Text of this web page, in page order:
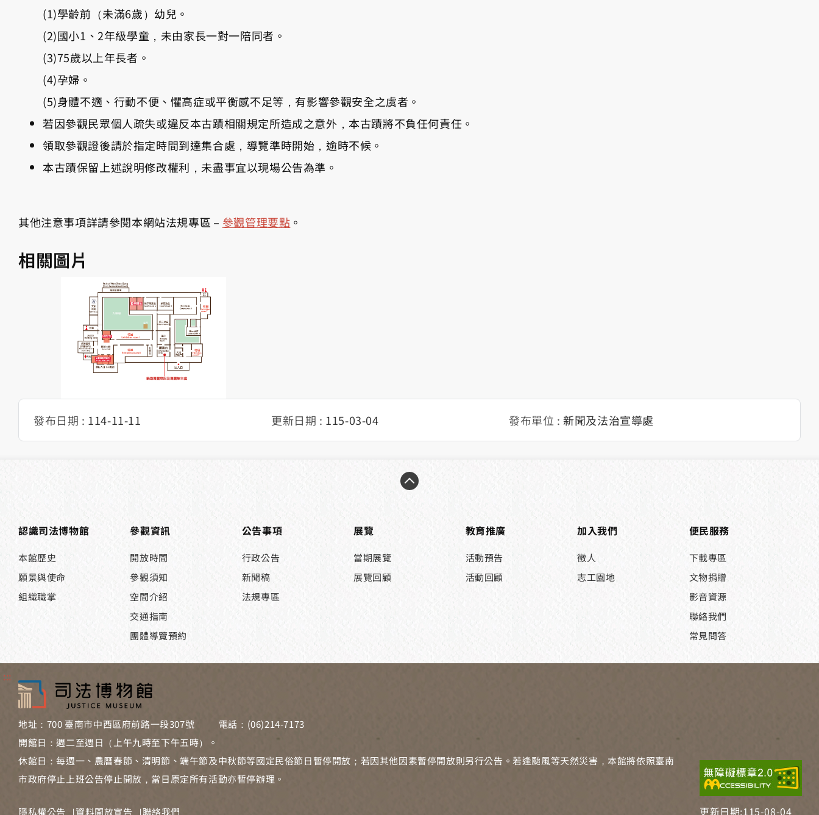
(1)學齡前（未滿6歲）幼兒。
(2)國小1、2年級學童，未由家長一對一陪同者。
(3)75歲以上年長者。
(4)孕婦。
(5)身體不適、行動不便、懼高症或平衡感不足等，有影響參觀安全之虞者。
若因參觀民眾個人疏失或違反本古蹟相關規定所造成之意外，本古蹟將不負任何責任。
領取參觀證後請於指定時間到達集合處，導覽準時開始，逾時不候。
本古蹟保留上述說明修改權利，未盡事宜以現場公告為準。
其他注意事項詳請參閱本網站法規專區－ 參觀管理要點 。
相關圖片
平面圖
發布日期 : 114-11-11 更新日期 : 115-03-04 發布單位 :新聞及法治宣導處
認識司法博物館
本館歷史
願景與使命
組織職掌
參觀資訊
開放時間
參觀須知
空間介紹
交通指南
團體導覽預約
公告事項
行政公告
新聞稿
法規專區
展覽
當期展覽
展覽回顧
教育推廣
活動預告
活動回顧
加入我們
徵人
志工園地
便民服務
下載專區
文物捐贈
影音資源
聯絡我們
常見問答
:::
地址：700 臺南市中西區府前路一段307號
電話：(06)214-7173
開館日：週二至週日（上午九時至下午五時）。
休館日：每週一、農曆春節、清明節、端午節及中秋節等國定民俗節日暫停開放；若因其他因素暫停開放則另行公告。若逢颱風等天然災害，本館將依照臺南
市政府停止上班公告停止開放，當日原定所有活動亦暫停辦理。
隱私權公告 資料開放宣告 聯絡我們 更新日期:115-08-04